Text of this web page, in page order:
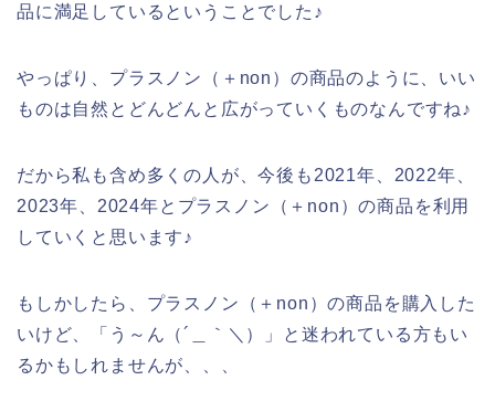
品に満足しているということでした♪
やっぱり、プラスノン（＋non）の商品のように、いい
ものは自然とどんどんと広がっていくものなんですね♪
だから私も含め多くの人が、今後も2021年、2022年、
2023年、2024年とプラスノン（＋non）の商品を利用
していくと思います♪
もしかしたら、プラスノン（＋non）の商品を購入した
いけど、「う～ん（´＿｀＼）」と迷われている方もい
るかもしれませんが、、、